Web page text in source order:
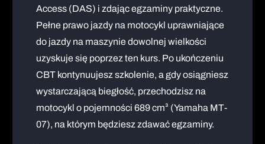
Access (DAS) i zdając egzaminy praktyczne.
Pełne prawo jazdy na motocykl uprawniające
do jazdy na maszynie dowolnej wielkości
uzyskuje się poprzez ten kurs. Po ukończeniu
CBT kontynuujesz szkolenie, a gdy osiągniesz
wystarczającą biegłość, przechodzisz na
motocykl o pojemności 689 cm³ (Yamaha MT-
07), na którym będziesz zdawać egzaminy.